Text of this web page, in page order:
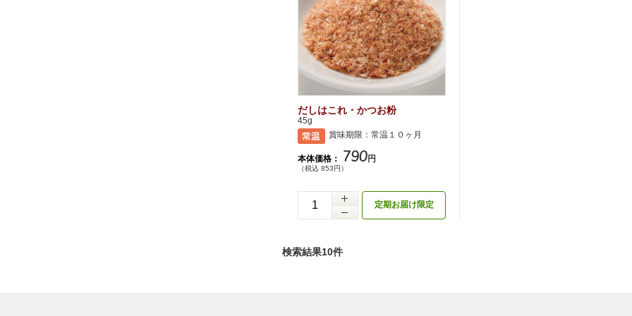
だしはこれ・かつお粉
45g
賞味期限：常温１０ヶ月
本体価格： 790円
（税込 853円）
定期お届け限定
検索結果10件